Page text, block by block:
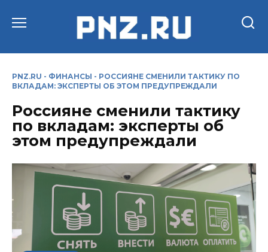
PNZ.RU - ФИНАНСЫ - РОССИЯНЕ СМЕНИЛИ ТАКТИКУ ПО
ВКЛАДАМ: ЭКСПЕРТЫ ОБ ЭТОМ ПРЕДУПРЕЖДАЛИ
Россияне сменили тактику
по вкладам: эксперты об
этом предупреждали